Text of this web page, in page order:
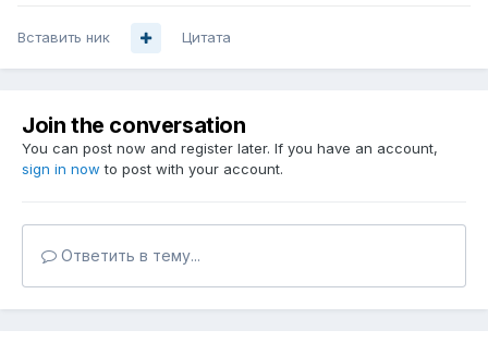
Вставить ник Цитата
Join the conversation
You can post now and register later. If you have an account,
sign in now to post with your account.
Ответить в тему...